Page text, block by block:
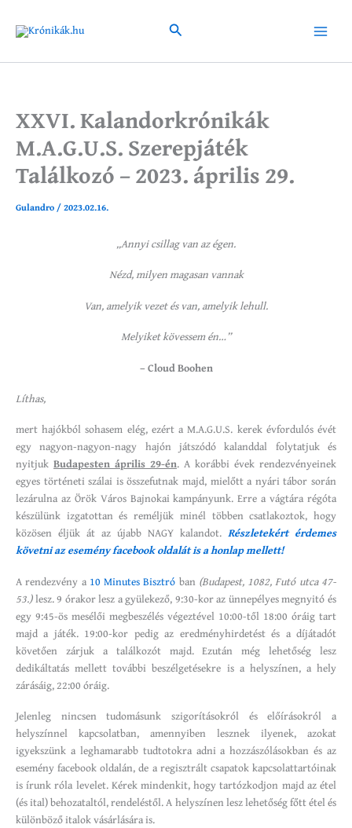
content
Search
Main
XXVI. Kalandorkrónikák
M.A.G.U.S. Szerepjáték
Találkozó – 2023. április 29.
Gulandro /2023.02.16.
„Annyi csillag van az égen.
Nézd, milyen magasan vannak
Van, amelyik vezet és van, amelyik lehull.
Melyiket kövessem én…”
– Cloud Boohen
Líthas,
mert hajókból sohasem elég, ezért a M.A.G.U.S. kerek évfordulós évét
egy nagyon-nagyon-nagy hajón játszódó kalanddal folytatjuk és
nyitjuk Budapesten április 29-én. A korábbi évek rendezvényeinek
egyes történeti szálai is összefutnak majd, mielőtt a nyári tábor során
lezárulna az Örök Város Bajnokai kampányunk. Erre a vágtára régóta
készülünk izgatottan és reméljük minél többen csatlakoztok, hogy
közösen éljük át az újabb NAGY kalandot. Részletekért érdemes
követni az esemény facebook oldalát is a honlap mellett!
A rendezvény a 10 Minutes Bisztró ban (Budapest, 1082, Futó utca 47-
53.)lesz. 9 órakor lesz a gyülekező, 9:30-kor az ünnepélyes megnyitó és
egy 9:45-ös mesélői megbeszélés végeztével 10:00-től 18:00 óráig tart
majd a játék. 19:00-kor pedig az eredményhirdetést és a díjátadót
követően zárjuk a találkozót majd. Ezután még lehetőség lesz
dedikáltatás mellett további beszélgetésekre is a helyszínen, a hely
zárásáig, 22:00 óráig.
Jelenleg nincsen tudomásunk szigorításokról és előírásokról a
helyszínnel kapcsolatban, amennyiben lesznek ilyenek, azokat
igyekszünk a leghamarabb tudtotokra adni a hozzászólásokban és az
esemény facebook oldalán, de a regisztrált csapatok kapcsolattartóinak
is írunk róla levelet. Kérek mindenkit, hogy tartózkodjon majd az étel
(és ital) behozataltól, rendeléstől. A helyszínen lesz lehetőség főtt étel és
különböző italok vásárlására is.